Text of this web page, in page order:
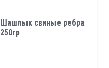
Шашлык свиные ребра
250гр